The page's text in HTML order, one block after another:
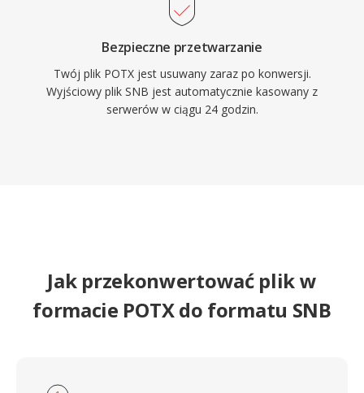
Bezpieczne przetwarzanie
Twój plik POTX jest usuwany zaraz po konwersji.
Wyjściowy plik SNB jest automatycznie kasowany z
serwerów w ciągu 24 godzin.
Jak przekonwertować plik w
formacie POTX do formatu SNB